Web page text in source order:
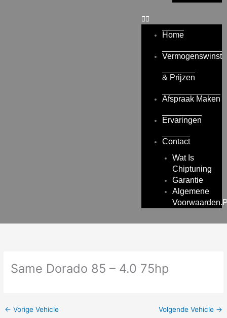
Home
Vermogenswinst
& Prijzen
Afspraak Maken
Ervaringen
Contact
Wat Is
Chiptuning
Garantie
Algemene
Same Dorado 85 – 4.0 75hp
← Vorige Vehicle Volgende Vehicle →